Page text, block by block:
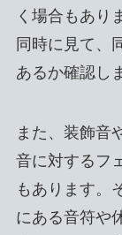
く場合もあり
同時に見て、
あるか確認し
また、装飾音
音に対するフ
もあります。
にある音符や